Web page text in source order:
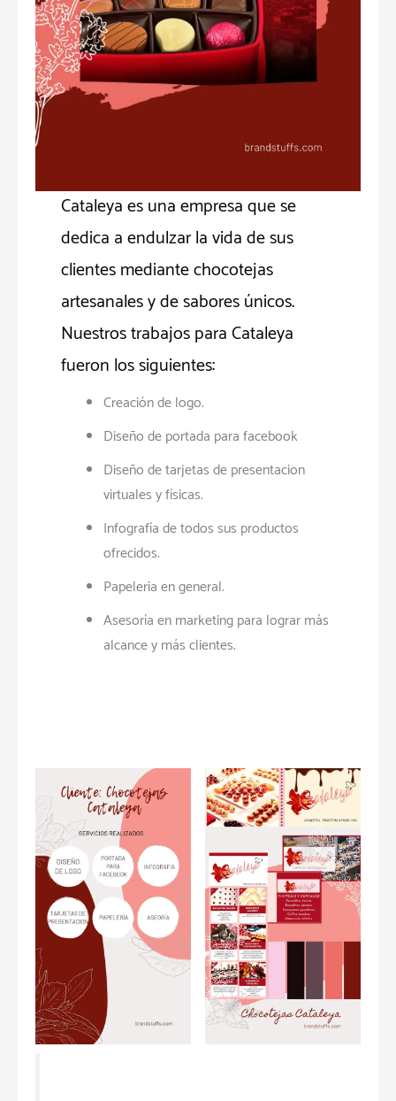
Cataleya es una empresa que se
dedica a endulzar la vida de sus
clientes mediante chocotejas
artesanales y de sabores únicos.
Nuestros trabajos para Cataleya
fueron los siguientes:
Creación de logo.
Diseño de portada para facebook
Diseño de tarjetas de presentacion
virtuales y físicas.
Infografía de todos sus productos
ofrecidos.
Papeleria en general.
Asesoría en marketing para lograr más
alcance y más clientes.